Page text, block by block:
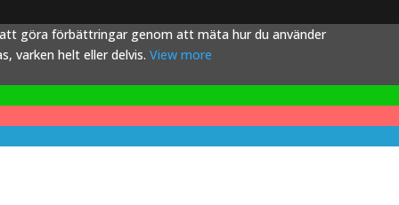
att göra förbättringar genom att mäta hur du använder
varken helt eller delvis. View more